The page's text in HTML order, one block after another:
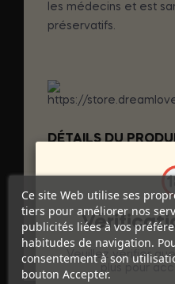
les médecins et est
préservatifs.
DÉTAILS DU
Marque ID GLIDE
Référence D-201403
Références
Ce site Web utilise ses
tiers pour améliorer nos
publicités liées à vos
habitudes de navigation.
consentement à son
bouton Accepter.
Veuillez vérifier que
plus pour